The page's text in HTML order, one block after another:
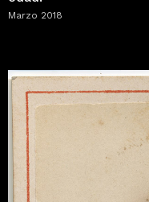
Marzo 2018